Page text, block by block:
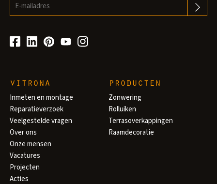
vitrona
Inmeten en montage
Reparatieverzoek
Veelgestelde vragen
Over ons
Onze mensen
Vacatures
Projecten
Acties
producten
Zonwering
Rolluiken
Terrasoverkappingen
Raamdecoratie